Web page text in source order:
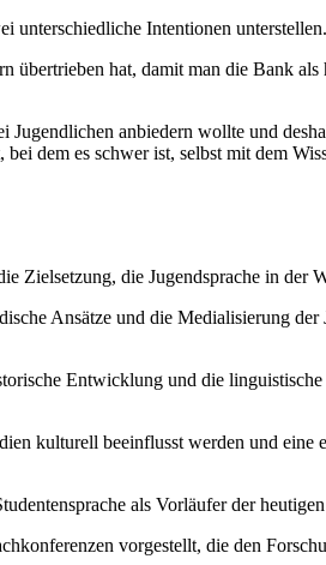
unterschiedliche Intentionen unterstellen.
übertrieben hat, damit man die Bank
anbiedern wollte und
dem es schwer ist, selbst mit dem
die Jugendsprache in der
Ansätze und die Medialisierung
Entwicklung und die
kulturell beeinflusst werden und eine
als Vorläufer der
vorgestellt, die den